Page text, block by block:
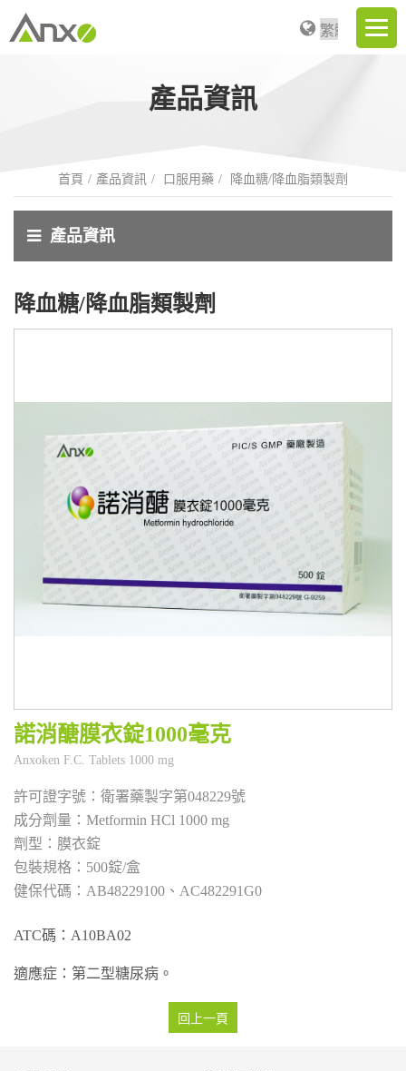
產品資訊
首頁 產品資訊 口服用藥 降血糖/降血脂類製劑
產品資訊
降血糖/降血脂類製劑
諾消醣膜衣錠1000毫克
衛署藥製字第048229號
Metformin HCl 1000 mg
膜衣錠
500錠/盒
AB48229100、AC482291G0
ATC碼：A10BA02
適應症：第二型糖尿病。
回上一頁